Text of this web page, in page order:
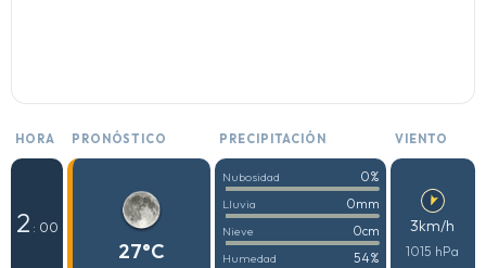
HORA PRONÓSTICO PRECIPITACIÓN VIENTO
2 : 00
27°C
Nubosidad 0%
Lluvia 0mm
Nieve 0cm
Humedad 54%
3km/h
1015 hPa